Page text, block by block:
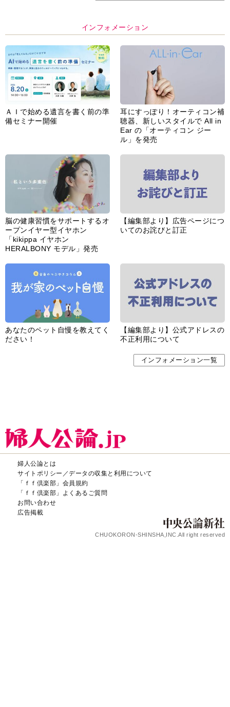
インフォメーション
ＡＩで始める遺言を書く前の準
備セミナー開催
耳にすっぽり！オーティコン補
聴器、新しいスタイルで All in
Ear の「オーティコン ジー
ル」を発売
脳の健康習慣をサポートするオ
ープンイヤー型イヤホン
「kikippa イヤホン
HERALBONY モデル」発売
【編集部より】広告ページにつ
いてのお詫びと訂正
あなたのペット自慢を教えてく
ださい！
【編集部より】公式アドレスの
不正利用について
インフォメーション一覧
婦人公論とは
サイトポリシー／データの収集と利用について
「ｆｆ倶楽部」会員規約
「ｆｆ倶楽部」よくあるご質問
お問い合わせ
広告掲載
CHUOKORON-SHINSHA,INC.All right reserved